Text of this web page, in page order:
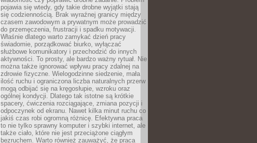
pojawia się wtedy, gdy takie drobne wyjątki stają
się codziennością. Brak wyraźnej granicy między
czasem zawodowym a prywatnym może prowadzić
do przemęczenia, frustracji i spadku motywacji.
Właśnie dlatego warto zamykać dzień pracy
świadomie, porządkować biurko, wyłączać
służbowe komunikatory i przechodzić do innych
aktywności. To prosty, ale bardzo ważny rytuał. Nie
można także ignorować wpływu pracy zdalnej na
zdrowie fizyczne. Wielogodzinne siedzenie, mała
ilość ruchu i ograniczona liczba naturalnych przerw
mogą odbijać się na kręgosłupie, wzroku oraz
ogólnej kondycji. Dlatego tak istotne są krótkie
spacery, ćwiczenia rozciągające, zmiana pozycji i
odpoczynek od ekranu. Nawet kilka minut ruchu co
jakiś czas robi ogromną różnicę. Efektywna praca
to nie tylko sprawny komputer i szybki internet, ale
także ciało, które nie jest przeciążone ciągłym
bezruchem. Warto również zauważyć, że praca